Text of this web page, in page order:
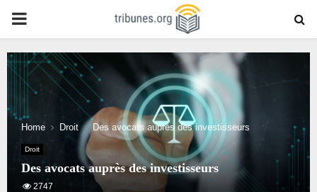
PRIMARY
MENU
Home Droit Des avocats auprès des investisseurs
Droit
Des avocats auprès des investisseurs
2747